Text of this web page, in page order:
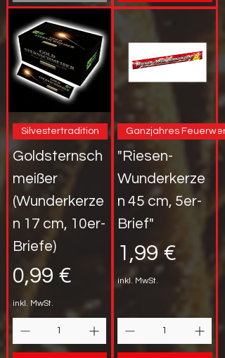
Silvestertradition
Goldsternsch
meißer
(Wunderkerze
n 17 cm, 10er-
Briefe)
Preis
0,99 €
inkl. MwSt.
Ganzjahres
"Riesen-
Wunderkerze
n 45 cm, 5er-
Brief"
Preis
1,99 €
inkl. MwSt.